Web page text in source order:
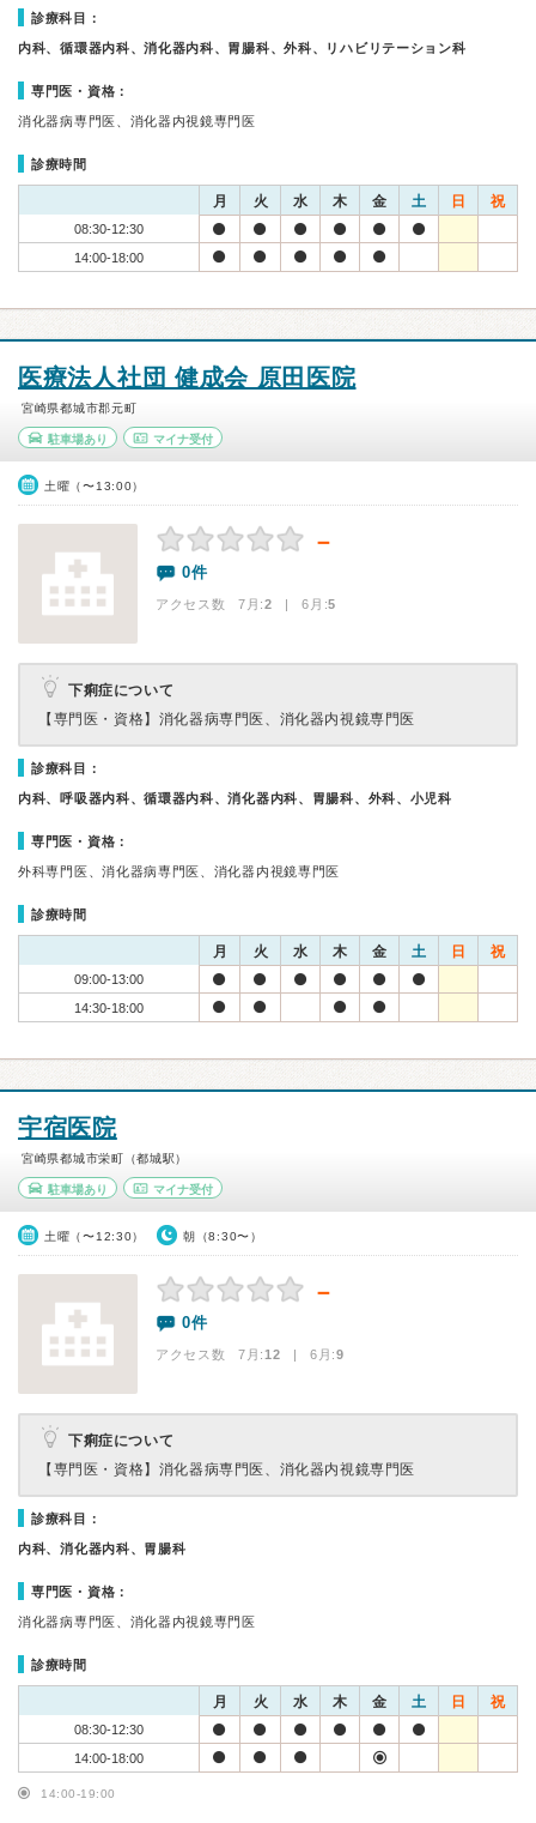
診療科目：
内科、循環器内科、消化器内科、胃腸科、外科、リハビリテーション科
専門医・資格：
消化器病専門医、消化器内視鏡専門医
診療時間
月 火 水 木 金 土 日 祝
08:30-12:30
14:00-18:00
医療法人社団 健成会 原田医院
宮崎県都城市郡元町
駐車場あり マイナ受付
土曜（〜13:00）
－
0件
アクセス数 7月:2 | 6月:5
下痢症について
【専門医・資格】 消化器病専門医、消化器内視鏡専門医
診療科目：
内科、呼吸器内科、循環器内科、消化器内科、胃腸科、外科、小児科
専門医・資格：
外科専門医、消化器病専門医、消化器内視鏡専門医
診療時間
月 火 水 木 金 土 日 祝
09:00-13:00
14:30-18:00
宇宿医院
宮崎県都城市栄町（都城駅）
駐車場あり マイナ受付
土曜（〜12:30） 朝（8:30〜）
－
0件
アクセス数 7月:12 | 6月:9
下痢症について
【専門医・資格】 消化器病専門医、消化器内視鏡専門医
診療科目：
内科、消化器内科、胃腸科
専門医・資格：
消化器病専門医、消化器内視鏡専門医
診療時間
月 火 水 木 金 土 日 祝
08:30-12:30
14:00-18:00
14:00-19:00